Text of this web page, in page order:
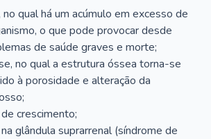
qual há um acúmulo em excesso de
o que pode provocar desde
de saúde graves e morte;
no qual a estrutura óssea torna-se
à porosidade e alteração da
crescimento;
glândula suprarrenal (síndrome de